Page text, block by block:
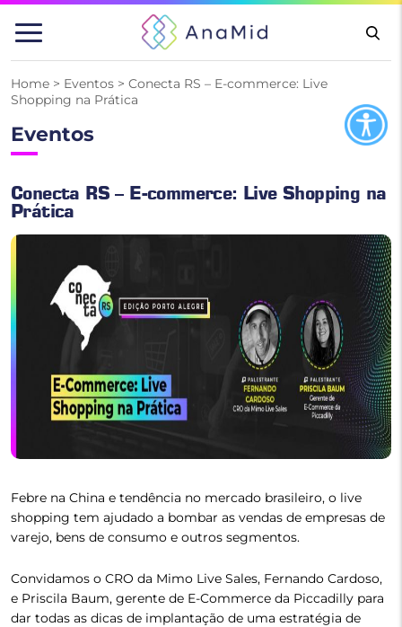
Pular
para
Home > Eventos > Conecta RS – E-commerce: Live
Shopping na Prática
Eventos
Conecta RS – E-commerce: Live Shopping na
Prática
Febre na China e tendência no mercado brasileiro, o live
shopping tem ajudado a bombar as vendas de empresas de
varejo, bens de consumo e outros segmentos.
Convidamos o CRO da Mimo Live Sales, Fernando Cardoso,
e Priscila Baum, gerente de E-Commerce da Piccadilly para
dar todas as dicas de implantação de uma estratégia de